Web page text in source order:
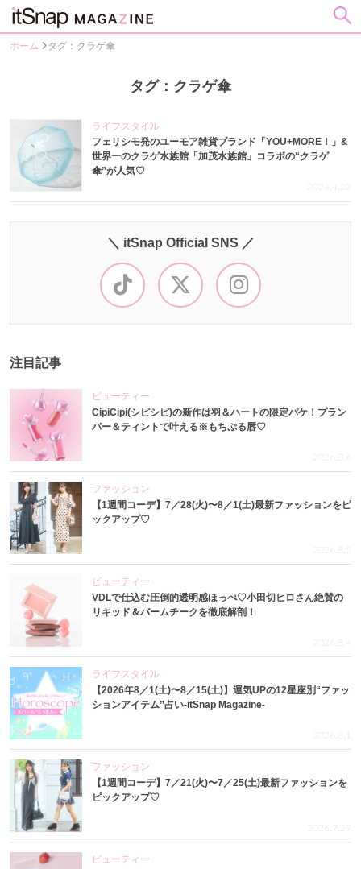
ホーム タグ：クラゲ傘
タグ：クラゲ傘
ライフスタイル
フェリシモ発のユーモア雑貨ブランド「YOU+MORE！」&
世界一のクラゲ水族館「加茂水族館」コラボの“クラゲ
傘”が人気♡
2024.4.22
＼ itSnap Official SNS ／
注目記事
ビューティー
CipiCipi(シピシピ)の新作は羽＆ハートの限定パケ！プラン
パー＆ティントで叶える※もちぷる唇♡
2026.8.6
ファッション
【1週間コーデ】7／28(火)〜8／1(土)最新ファッションをピ
ックアップ♡
2026.8.5
ビューティー
VDLで仕込む圧倒的透明感ほっぺ♡小田切ヒロさん絶賛の
リキッド＆バームチークを徹底解剖！
2026.8.4
ライフスタイル
【2026年8／1(土)〜8／15(土)】運気UPの12星座別“ファッ
ションアイテム”占い-itSnap Magazine-
2026.8.1
ファッション
【1週間コーデ】7／21(火)〜7／25(土)最新ファッションを
ピックアップ♡
2026.7.29
ビューティー